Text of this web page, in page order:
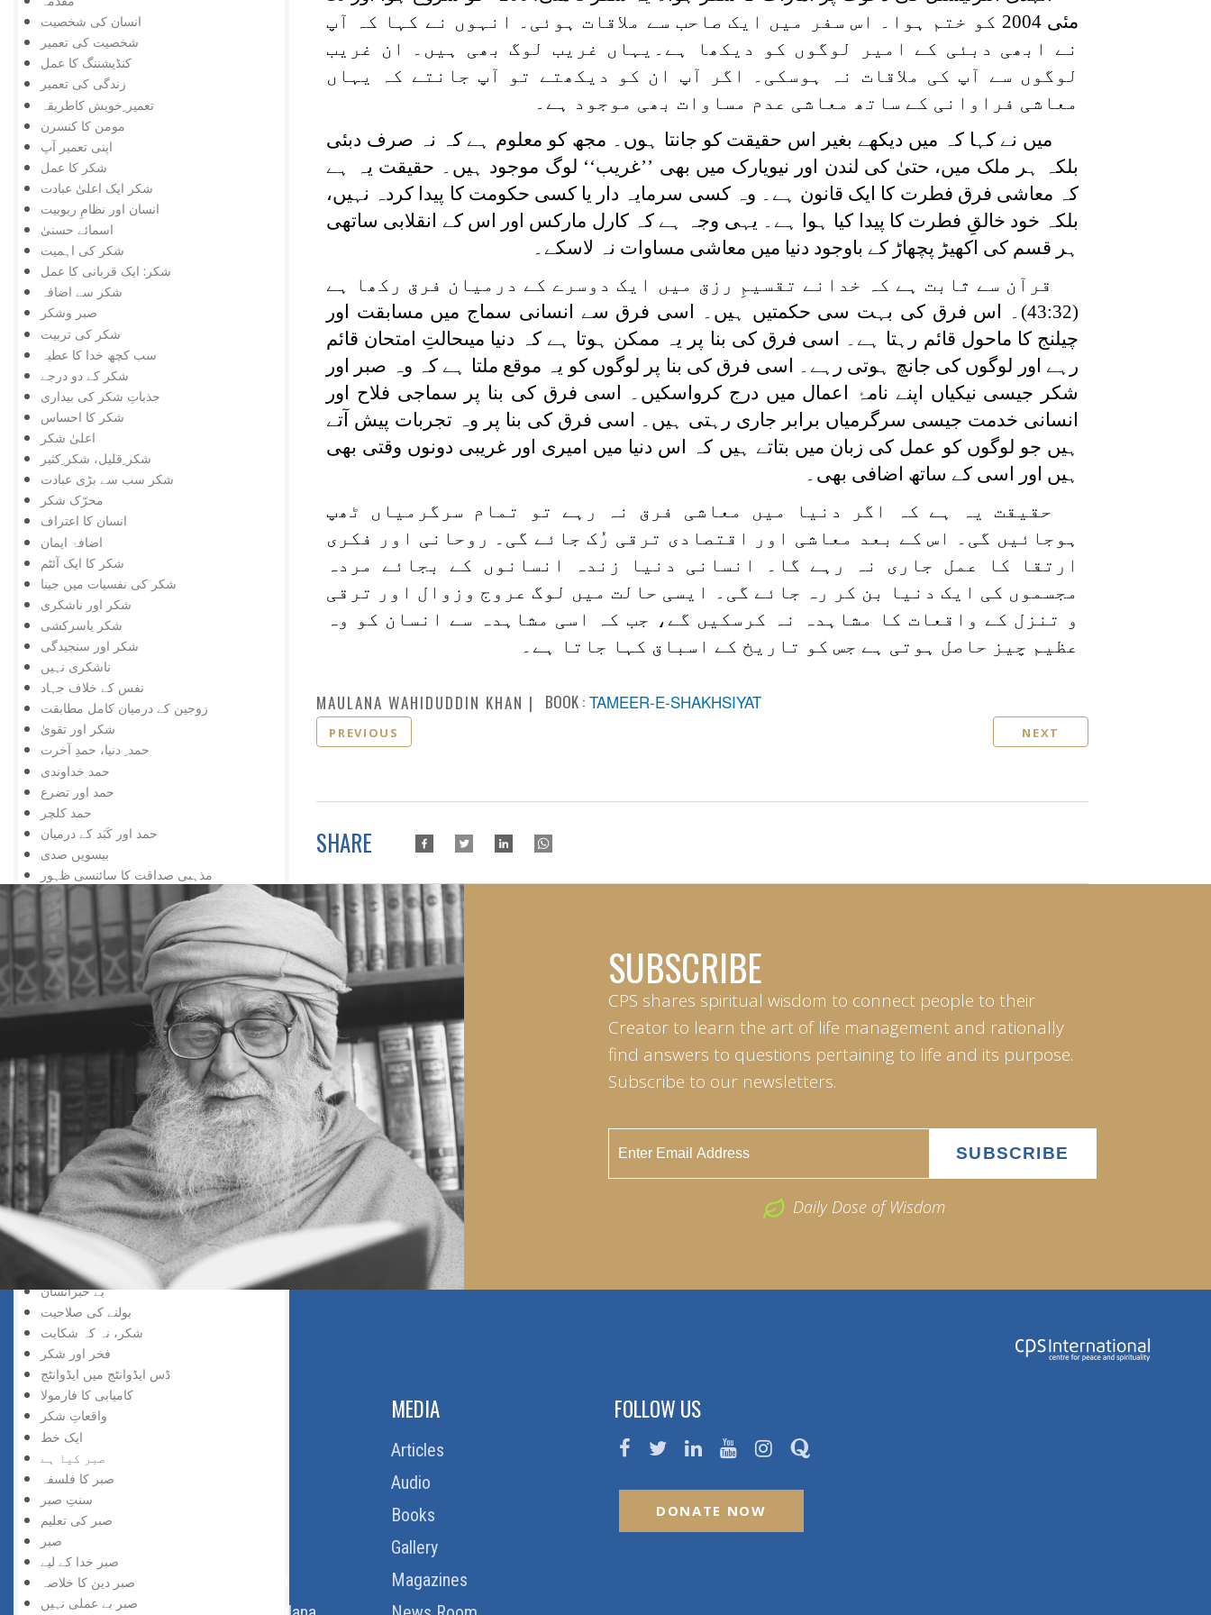
انسان کی شخصیت
شخصیت کی تعمیر
کنڈیشننگ کا عمل
زندگی کی تعمیر
تعمیر ِخویش کاطریقہ
مومن کا کنسرن
اپنی تعمیر آپ
شکر کا عمل
شکر ایک اعلیٰ عبادت
انسان اور نظامِ ربوبیت
اسمائے حسنیٰ
شکر کی اہمیت
شکر: ایک قربانی کا عمل
شکر سے اضافہ
صبر وشکر
شکر کی تربیت
سب کچھ خدا کا عطیہ
شکر کے دو درجے
جذباتِ شکر کی بیداری
شکر کا احساس
اعلیٰ شکر
شکر ِقلیل، شکر ِکثیر
شکر سب سے بڑی عبادت
محرّک شکر
انسان کا اعتراف
اضافۂ ایمان
شکر کا ایک آئٹم
شکر کی نفسیات میں جینا
شکر اور ناشکری
شکر یاسرکشی
شکر اور سنجیدگی
ناشکری نہیں
نفس کے خلاف جہاد
زوجین کے درمیان کامل مطابقت
شکر اور تقویٰ
حمد ِ دنیا، حمدِ آخرت
حمد خداوندی
حمد اور تضرع
حمد کلچر
حمد اور کَبَد کے درمیان
بیسویں صدی
مذہبی صداقت کا سائنسی ظہور
ایک سادہ مثال
زندگی کی مددگار
پھول اور کانٹا
زحمت میں رحمت
غلطی کا اعتراف
رمضان کا مہینہ
انعام کی شکرگزاری
شکر گزاری، سرکشی
شکر کی حقیقت
نعمت کا اعتراف
نہ ملے پر شکایت، ملے پر بے اعترافی
منعم کا اعتراف نہیں
شکر میں جینا سیکھیے
ایک تجربہ
شکر کا ایروژن
دور شکر
محرومی ایک نعمت
منفی تجربہ سے مثبت تجربہ
مالداری، غریبی
بے خبرانسان
بولنے کی صلاحیت
شکر، نہ کہ شکایت
فخر اور شکر
ڈس ایڈوانٹج میں ایڈوانٹج
کامیابی کا فارمولا
واقعاتِ شکر
ایک خط
صبر کیا ہے
صبر کا فلسفہ
سنتِ صبر
صبر کی تعلیم
صبر
صبر خدا کے لیے
صبر دین کا خلاصہ
صبر بے عملی نہیں
مئی 2004 کو ختم ہوا۔ اس سفر میں ایک صاحب سے ملاقات ہوئی۔ انہوں نے کہا کہ آپ
نے ابھی دبئی کے امیر لوگوں کو دیکھا ہے۔یہاں غریب لوگ بھی ہیں۔ ان غریب
لوگوں سے آپ کی ملاقات نہ ہوسکی۔ اگر آپ ان کو دیکھتے تو آپ جانتے کہ یہاں
معاشی فراوانی کے ساتھ معاشی عدم مساوات بھی موجود ہے۔
میں نے کہا کہ میں دیکھے بغیر اس حقیقت کو جانتا ہوں۔ مجھ کو معلوم ہے کہ نہ صرف دبئی
بلکہ ہر ملک میں، حتیٰ کی لندن اور نیویارک میں بھی ’’غریب‘‘ لوگ موجود ہیں۔ حقیقت یہ ہے
کہ معاشی فرق فطرت کا ایک قانون ہے۔ وہ کسی سرمایہ دار یا کسی حکومت کا پیدا کردہ نہیں،
بلکہ خود خالقِ فطرت کا پیدا کیا ہوا ہے۔ یہی وجہ ہے کہ کارل مارکس اور اس کے انقلابی ساتھی
ہر قسم کی اکھیڑ پچھاڑ کے باوجود دنیا میں معاشی مساوات نہ لاسکے۔
قرآن سے ثابت ہے کہ خدانے تقسیمِ رزق میں ایک دوسرے کے درمیان فرق رکھا ہے
(43:32)۔ اس فرق کی بہت سی حکمتیں ہیں۔ اسی فرق سے انسانی سماج میں مسابقت اور
چیلنج کا ماحول قائم رہتا ہے۔ اسی فرق کی بنا پر یہ ممکن ہوتا ہے کہ دنیا میںحالتِ امتحان قائم
رہے اور لوگوں کی جانچ ہوتی رہے۔ اسی فرق کی بنا پر لوگوں کو یہ موقع ملتا ہے کہ وہ صبر اور
شکر جیسی نیکیاں اپنے نامۂ اعمال میں درج کرواسکیں۔ اسی فرق کی بنا پر سماجی فلاح اور
انسانی خدمت جیسی سرگرمیاں برابر جاری رہتی ہیں۔ اسی فرق کی بنا پر وہ تجربات پیش آتے
ہیں جو لوگوں کو عمل کی زبان میں بتاتے ہیں کہ اس دنیا میں امیری اور غریبی دونوں وقتی بھی
ہیں اور اسی کے ساتھ اضافی بھی۔
حقیقت یہ ہے کہ اگر دنیا میں معاشی فرق نہ رہے تو تمام سرگرمیاں ٹھپ
ہوجائیں گی۔ اس کے بعد معاشی اور اقتصادی ترقی رُک جائے گی۔ روحانی اور فکری
ارتقا کا عمل جاری نہ رہے گا۔ انسانی دنیا زندہ انسانوں کے بجائے مردہ
مجسموں کی ایک دنیا بن کر رہ جائے گی۔ ایسی حالت میں لوگ عروج وزوال اور ترقی
و تنزل کے واقعات کا مشاہدہ نہ کرسکیں گے، جب کہ اسی مشاہدہ سے انسان کو وہ
عظیم چیز حاصل ہوتی ہے جس کو تاریخ کے اسباق کہا جاتا ہے۔
MAULANA WAHIDUDDIN KHAN BOOK : TAMEER-E-SHAKHSIYAT
PREVIOUS NEXT
SHARE
SUBSCRIBE
CPS shares spiritual wisdom to connect people to their
Creator to learn the art of life management and rationally
find answers to questions pertaining to life and its purpose.
Subscribe to our newsletters.
Daily Dose of Wisdom
MEDIA
Articles
Audio
Books
Gallery
Magazines
FOLLOW US
DONATE NOW